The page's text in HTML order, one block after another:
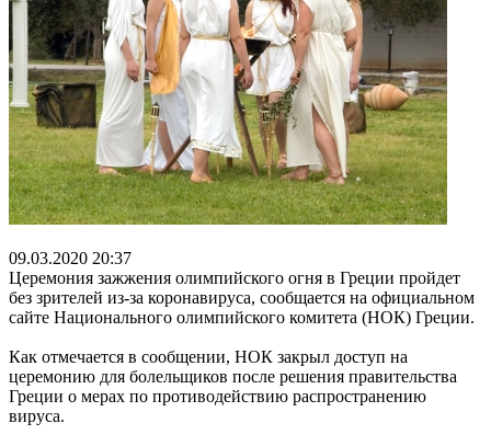
09.03.2020 20:37
Церемония зажжения олимпийского огня в Греции пройдет
без зрителей из-за коронавируса, сообщается на официальном
сайте Национального олимпийского комитета (НОК) Греции.
Как отмечается в сообщении, НОК закрыл доступ на
церемонию для болельщиков после решения правительства
Греции о мерах по противодействию распространению
вируса.